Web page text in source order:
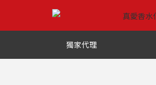
主
內
獨家代理